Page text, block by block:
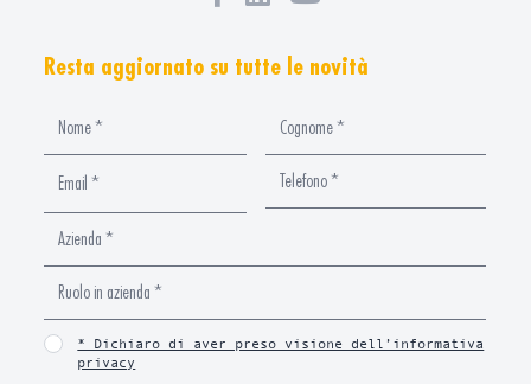
Resta aggiornato su tutte le novità
* Dichiaro di aver preso visione dell’informativa
privacy